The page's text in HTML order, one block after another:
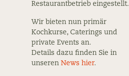
Restaurantbetrieb eingestellt.
Wir bieten nun primär
Kochkurse, Caterings und
private Events an.
Details dazu finden Sie in
unseren News hier.